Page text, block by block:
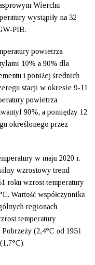
Wierchu
wystąpiły na 32
PIB.
powietrza
10% a 90% dla
i poniżej średnich
stacji w okresie 9-11
powietrza
90%, a pomiędzy 12
określonego przez
w maju 2020 r.
wzrostowy trend
roku wzrost temperatury
Wartość współczynnika
regionach
temperatury
(2,4°C od 1951